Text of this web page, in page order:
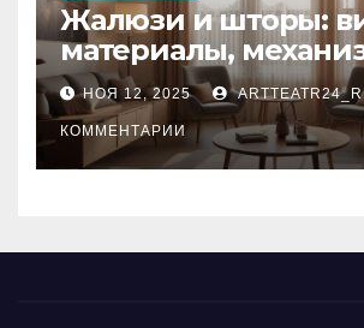
Жалюзи и шторы:
материалы,
управления и уход
НОЯ 12, 2025 ARTTEATR24_R
КОММЕНТАРИИ